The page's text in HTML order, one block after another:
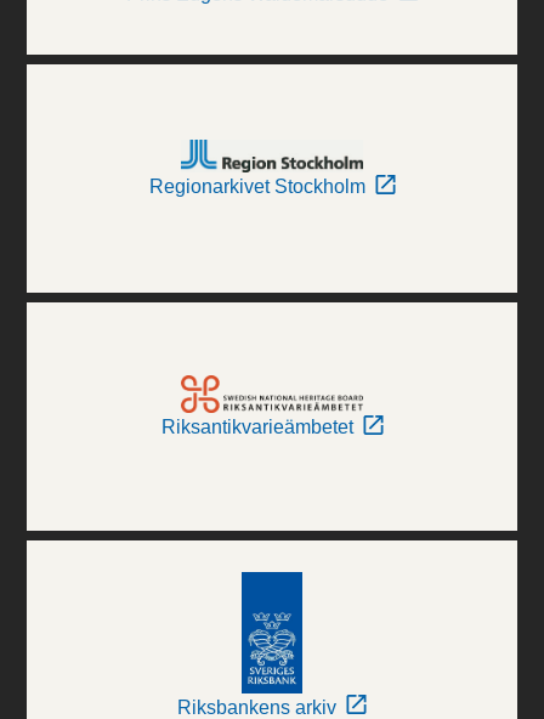
Regionarkivet Stockholm
Riksantikvarieämbetet
Riksbankens arkiv